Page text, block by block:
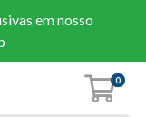
em nosso
0